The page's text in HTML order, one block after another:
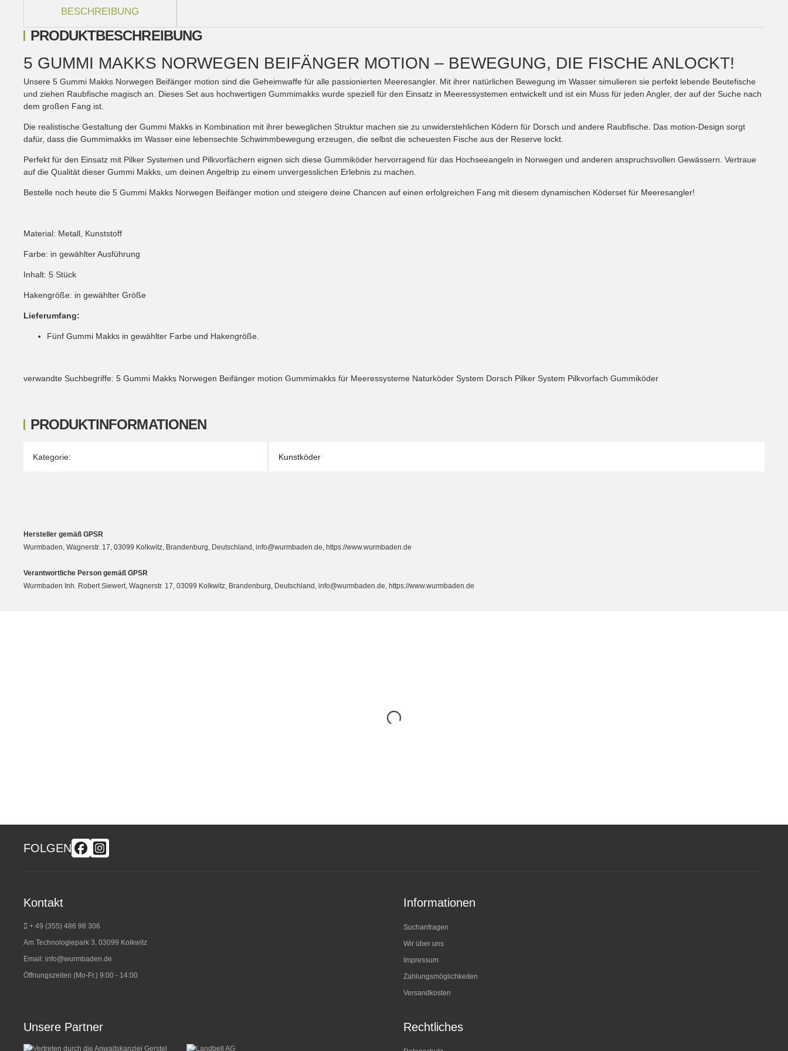
BESCHREIBUNG
PRODUKTINFORMATIONEN
Produkteigenschaft
Wert
Kategorie: Kunstköder
PRODUKTBESCHREIBUNG
5 GUMMI MAKKS NORWEGEN BEIFÄNGER MOTION – BEWEGUNG, DIE FISCHE ANLOCKT!
Unsere 5 Gummi Makks Norwegen Beifänger motion sind die Geheimwaffe für alle passionierten Meeresangler. Mit ihrer natürlichen Bewegung im Wasser simulieren sie perfekt lebende Beutefische
und ziehen Raubfische magisch an. Dieses Set aus hochwertigen Gummimakks wurde speziell für den Einsatz in Meeressystemen entwickelt und ist ein Muss für jeden Angler, der auf der Suche nach
dem großen Fang ist.
Die realistische Gestaltung der Gummi Makks in Kombination mit ihrer beweglichen Struktur machen sie zu unwiderstehlichen Ködern für Dorsch und andere Raubfische. Das motion-Design sorgt
dafür, dass die Gummimakks im Wasser eine lebensechte Schwimmbewegung erzeugen, die selbst die scheuesten Fische aus der Reserve lockt.
Perfekt für den Einsatz mit Pilker Systemen und Pilkvorfächern eignen sich diese Gummiköder hervorragend für das Hochseeangeln in Norwegen und anderen anspruchsvollen Gewässern. Vertraue
auf die Qualität dieser Gummi Makks, um deinen Angeltrip zu einem unvergesslichen Erlebnis zu machen.
Bestelle noch heute die 5 Gummi Makks Norwegen Beifänger motion und steigere deine Chancen auf einen erfolgreichen Fang mit diesem dynamischen Köderset für Meeresangler!
Material: Metall, Kunststoff
Farbe: in gewählter Ausführung
Inhalt: 5 Stück
Hakengröße: in gewählter Größe
Lieferumfang:
Fünf Gummi Makks in gewählter Farbe und Hakengröße.
verwandte Suchbegriffe: 5 Gummi Makks Norwegen Beifänger motion Gummimakks für Meeressysteme Naturköder System Dorsch Pilker System Pilkvorfach Gummiköder
Hersteller gemäß GPSR
Wurmbaden, Wagnerstr. 17, 03099 Kolkwitz, Brandenburg, Deutschland, info@wurmbaden.de, https://www.wurmbaden.de
Verantwortliche Person gemäß GPSR
Wurmbaden Inh. Robert Siewert, Wagnerstr. 17, 03099 Kolkwitz, Brandenburg, Deutschland, info@wurmbaden.de, https://www.wurmbaden.de
FOLGEN
Kontakt
+ 49 (355) 486 98 306
Am Technologiepark 3, 03099 Kolkwitz
Email: info@wurmbaden.de
Öffnungszeiten (Mo-Fr.) 9:00 - 14:00
Informationen
Suchanfragen
Wir über uns
Impressum
Zahlungsmöglichkeiten
Versandkosten
Unsere Partner Rechtliches